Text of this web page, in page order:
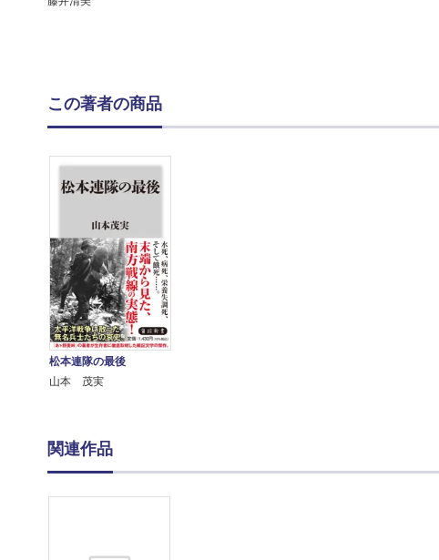
この著者の商品
松本連隊の最後
山本 茂実
関連作品